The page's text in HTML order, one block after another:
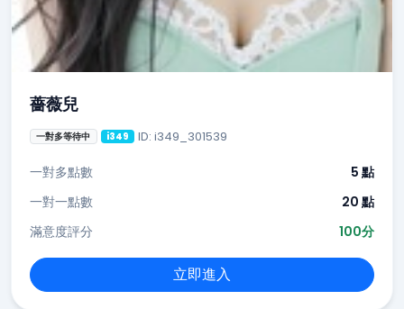
薔薇兒
一對多等待中 i349 ID: i349_301539
一對多點數
5 點
一對一點數
20 點
滿意度評分
100分
立即進入